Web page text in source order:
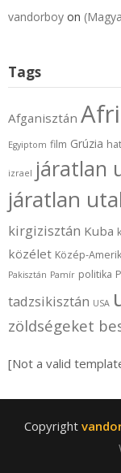
vandorboy on
Tags
Afganisztán
Egyiptom film Grúzia
izrael járatlan
járatlan
kirgizisztán Kuba
közélet Közép-
Pakisztán Pamír politika
tadzsikisztán USA
zöldségeket
[Not a valid
Copyright